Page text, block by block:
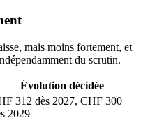
mais moins fortement, et
du scrutin.
Évolution décidée
312 dès 2027, CHF 300
2029